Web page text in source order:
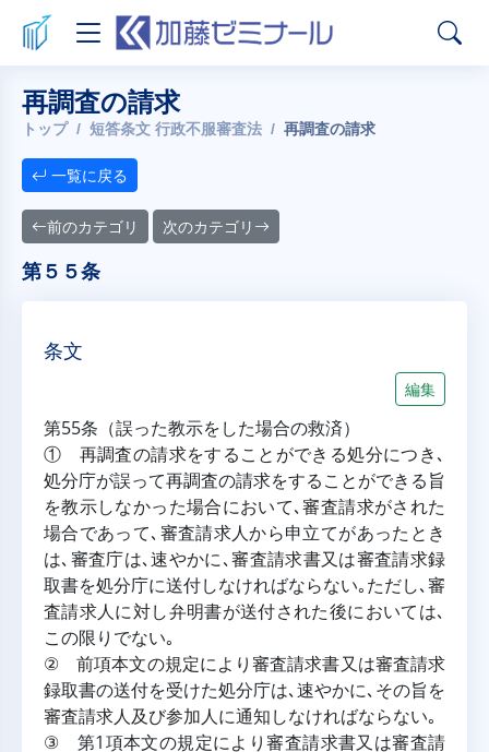
再調査の請求
トップ 短答条文 行政不服審査法 再調査の請求
一覧に戻る
前のカテゴリ 次のカテゴリ
第５５条
条文
編集
第55条（誤った教示をした場合の救済）
① 再調査の請求をすることができる処分につき､
処分庁が誤って再調査の請求をすることができる旨
を教示しなかった場合において､審査請求がされた
場合であって､審査請求人から申立てがあったとき
は､審査庁は､速やかに､審査請求書又は審査請求録
取書を処分庁に送付しなければならない｡ただし､審
査請求人に対し弁明書が送付された後においては､
この限りでない｡
② 前項本文の規定により審査請求書又は審査請求
録取書の送付を受けた処分庁は､速やかに､その旨を
審査請求人及び参加人に通知しなければならない｡
③ 第1項本文の規定により審査請求書又は審査請